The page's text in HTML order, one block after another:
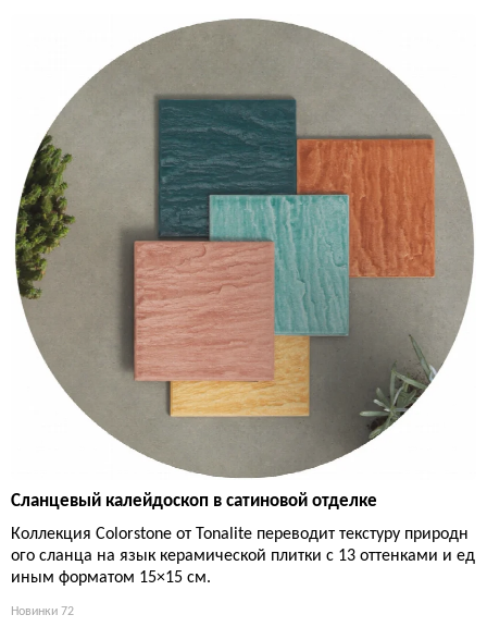
Сланцевый калейдоскоп в сатиновой отделке
Коллекция Colorstone от Tonalite переводит текстуру природн
ого сланца на язык керамической плитки с 13 оттенками и ед
иным форматом 15×15 см.
Новинки 72